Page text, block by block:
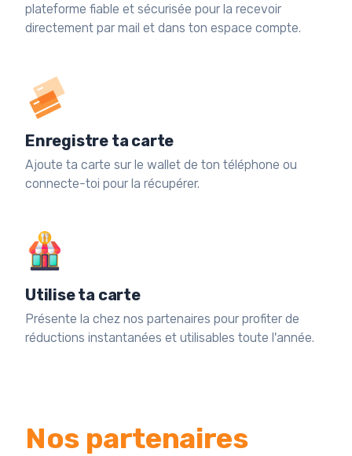
plateforme fiable et sécurisée pour la recevoir
directement par mail et dans ton espace compte.
Enregistre ta carte
Ajoute ta carte sur le wallet de ton téléphone ou
connecte-toi pour la récupérer.
Utilise ta carte
Présente la chez nos partenaires pour profiter de
réductions instantanées et utilisables toute l'année.
Nos partenaires